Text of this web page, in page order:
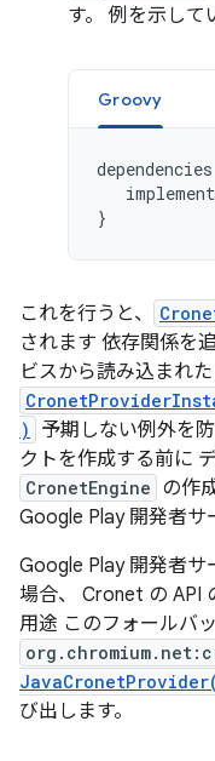
す。 例を示して
Groovy
dependencies
}
これを行うと、
されます 依存関係を
ビスから読み込まれ
)
予期しない例外を
クトを作成する前に
CronetEngine の作
Google Play 開発者サ
Google Play 開発者
場合、 Cronet の API
用途 このフォールバ
び出します。